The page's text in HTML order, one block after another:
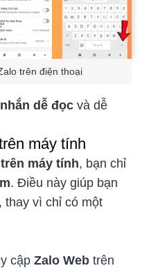
trên điện thoại
dễ đọc và dễ
máy tính
máy tính, bạn chỉ
. Điều này giúp bạn
, thay vì chỉ có một
cập Zalo Web trên